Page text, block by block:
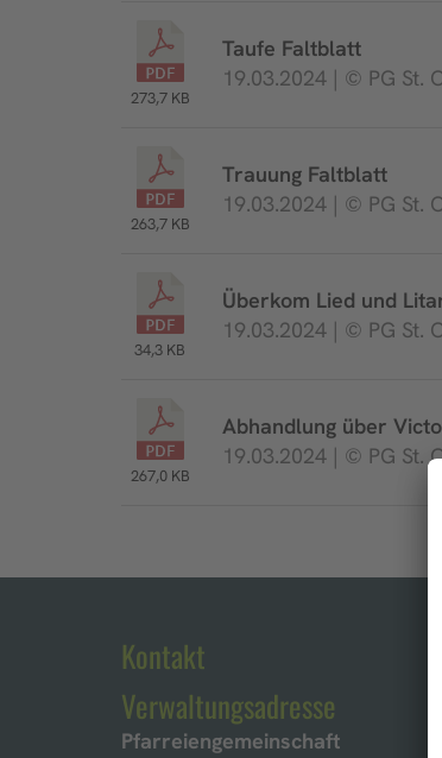
273,7 KB
Taufe Faltblatt
19.03.2024 | © PG St.
263,7 KB
Trauung Faltblatt
19.03.2024 | © PG St.
34,3 KB
Überkom Lied und
19.03.2024 | © PG St.
267,0 KB
Abhandlung über
19.03.2024 | © PG St.
Kontakt
Verwaltungsadresse
Pfarreiengemeinschaft